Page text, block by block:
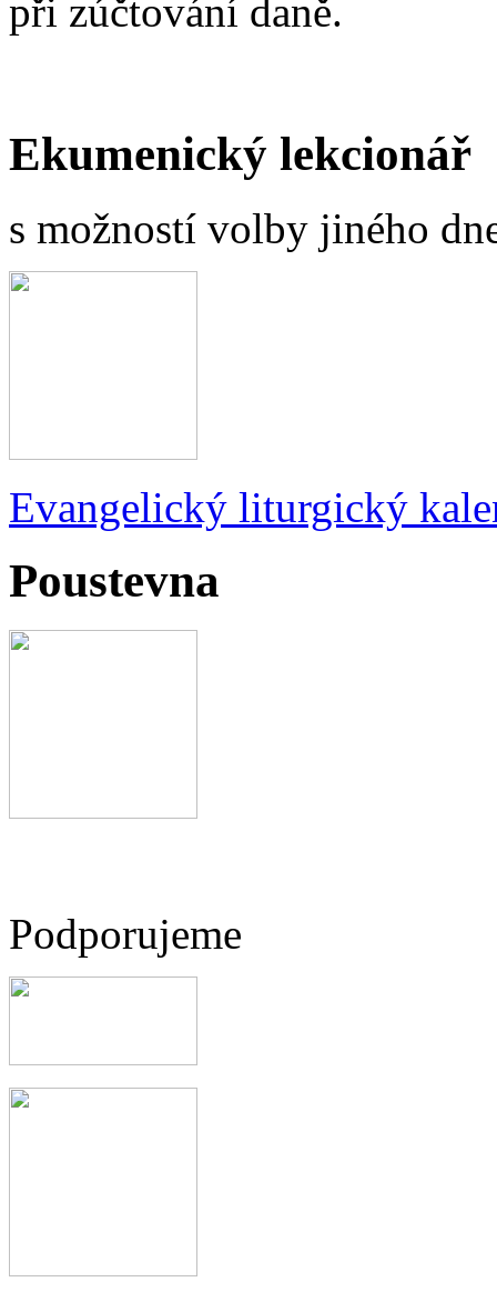
při zúčtování daně.
Ekumenický lekcionář
s možností volby jiného
Evangelický liturgický
Poustevna
Podporujeme